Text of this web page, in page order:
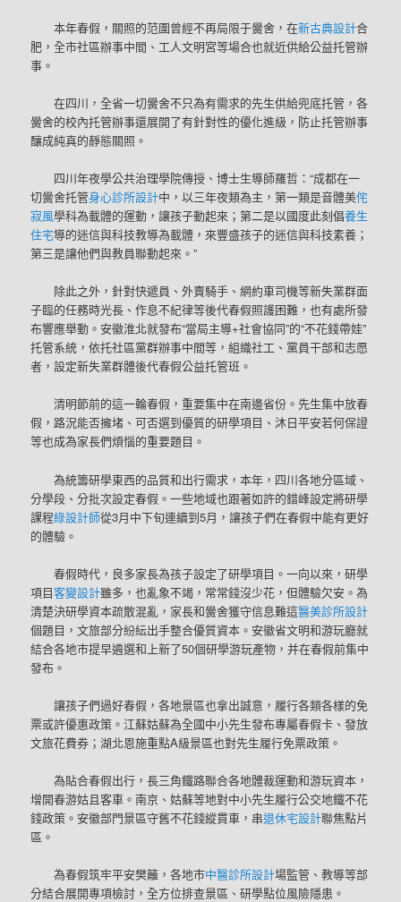
本年春假，關照的范圍曾經不再局限于黌舍，在新古典設計合
肥，全市社區辦事中間、工人文明宮等場合也就近供給公益托管辦
事。
在四川，全省一切黌舍不只為有需求的先生供給兜底托管，各
黌舍的校內托管辦事還展開了有針對性的優化進級，防止托管辦事
釀成純真的靜態關照。
四川年夜學公共治理學院傳授、博士生導師羅哲：“成都在一
切黌舍托管身心診所設計中，以三年夜類為主，第一類是音體美侘
寂風學科為載體的運動，讓孩子動起來；第二是以國度此刻倡養生
住宅導的迷信與科技教導為載體，來豐盛孩子的迷信與科技素養；
第三是讓他們與教員聯動起來。”
除此之外，針對快遞員、外賣騎手、網約車司機等新失業群面
子臨的任務時光長、作息不紀律等後代春假照護困難，也有處所發
布響應舉動。安徽淮北就發布“當局主導+社會協同”的“不花錢帶娃”
托管系統，依托社區黨群辦事中間等，組織社工、黨員干部和志愿
者，設定新失業群體後代春假公益托管班。
清明節前的這一輪春假，重要集中在南邊省份。先生集中放春
假，路況能否擁堵、可否選到優質的研學項目、沐日平安若何保證
等也成為家長們煩惱的重要題目。
為統籌研學東西的品質和出行需求，本年，四川各地分區域、
分學段、分批次設定春假。一些地域也跟著如許的錯峰設定將研學
課程綠設計師從3月中下旬連續到5月，讓孩子們在春假中能有更好
的體驗。
春假時代，良多家長為孩子設定了研學項目。一向以來，研學
項目客變設計雖多，也亂象不竭，常常錢沒少花，但體驗欠安。為
清楚決研學資本疏散混亂，家長和黌舍獲守信息難這醫美診所設計
個題目，文旅部分紛紜出手整合優質資本。安徽省文明和游玩廳就
結合各地市提早遴選和上新了50個研學游玩產物，并在春假前集中
發布。
讓孩子們過好春假，各地景區也拿出誠意，履行各類各樣的免
票或許優惠政策。江蘇姑蘇為全國中小先生發布專屬春假卡、發放
文旅花費券；湖北恩施重點A級景區也對先生履行免票政策。
為貼合春假出行，長三角鐵路聯合各地體裁運動和游玩資本，
增開春游姑且客車。南京、姑蘇等地對中小先生履行公交地鐵不花
錢政策。安徽部門景區守舊不花錢縱貫車，串退休宅設計聯焦點片
區。
為春假筑牢平安樊籬，各地市中醫診所設計場監管、教導等部
分結合展開專項檢討，全方位排查景區、研學點位風險隱患。